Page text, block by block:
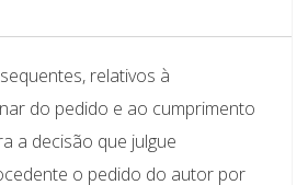
relativos à
do pedido e ao cumprimento
a decisão que julgue
o pedido do autor por